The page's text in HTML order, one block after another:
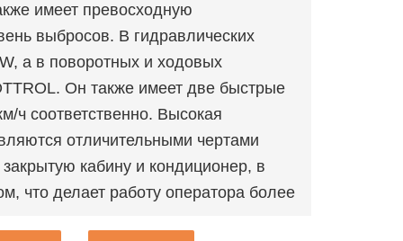
имеет превосходную
выбросов. В гидравлических
а в поворотных и ходовых
Он также имеет две быстрые
ч соответственно. Высокая
отличительными чертами
кабину и кондиционер, в
что делает работу оператора более